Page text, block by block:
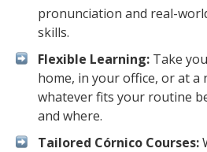
pronunciation and real-
skills.
Flexible Learning: Take
home, in your office, or at
whatever fits your routine
and where.
Tailored Córnico Courses: